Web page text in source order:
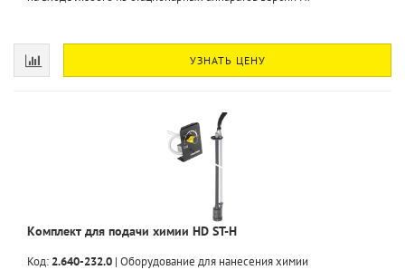
УЗНАТЬ ЦЕНУ
Комплект для подачи химии HD ST-H
Код: 2.640-232.0 | Оборудование для нанесения химии